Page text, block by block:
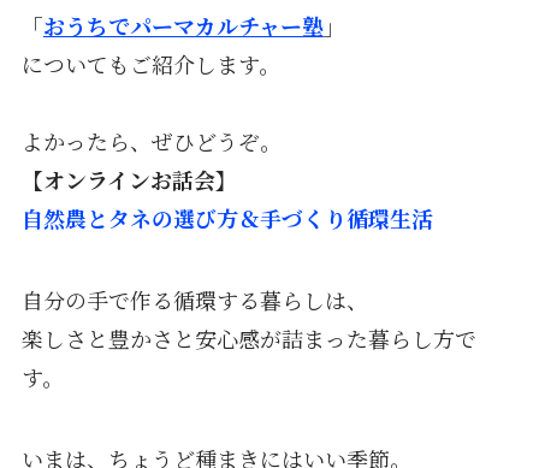
「おうちでパーマカルチャー塾」
についてもご紹介します。
よかったら、ぜひどうぞ。
【オンラインお話会】
自然農とタネの選び方＆手づくり循環生活
自分の手で作る循環する暮らしは、
楽しさと豊かさと安心感が詰まった暮らし方で
す。
いまは、ちょうど種まきにはいい季節。